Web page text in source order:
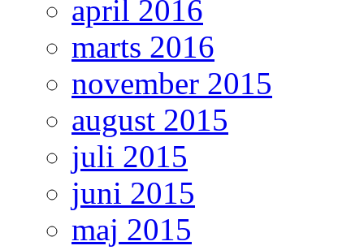
april 2016
marts 2016
november 2015
august 2015
juli 2015
juni 2015
maj 2015